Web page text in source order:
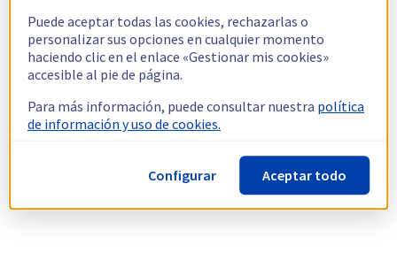
Puede aceptar todas las cookies, rechazarlas o
personalizar sus opciones en cualquier momento
haciendo clic en el enlace «Gestionar mis cookies»
accesible al pie de página.
Para más información, puede consultar nuestra política
de información y uso de cookies.
Configurar Aceptar todo